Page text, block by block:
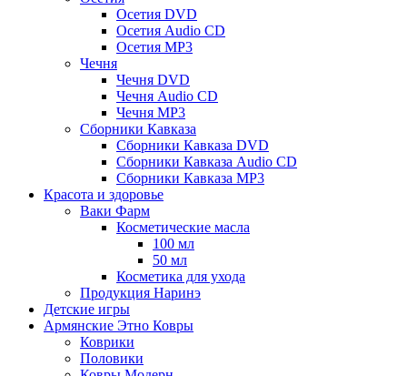
Осетия DVD
Осетия Audio CD
Осетия MP3
Чечня
Чечня DVD
Чечня Audio CD
Чечня MP3
Сборники Кавказа
Сборники Кавказа DVD
Сборники Кавказа Audio CD
Сборники Кавказа MP3
Красота и здоровье
Ваки Фарм
Косметические масла
100 мл
50 мл
Косметика для ухода
Продукция Наринэ
Детские игры
Армянские Этно Ковры
Коврики
Половики